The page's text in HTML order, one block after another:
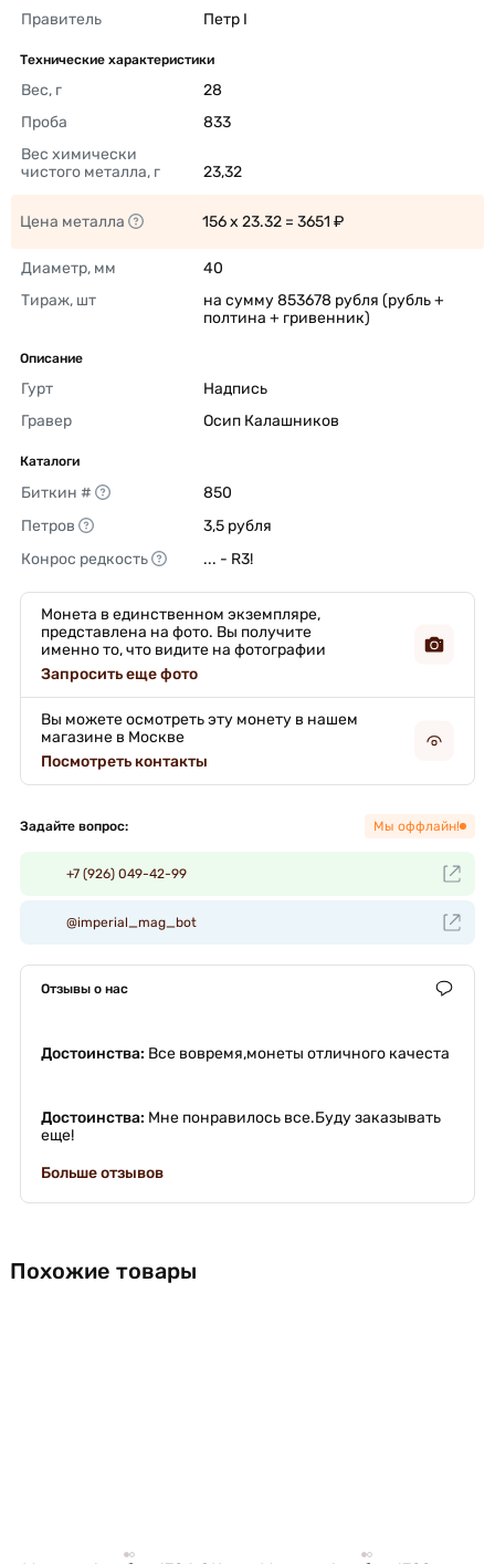
Правитель
Петр I
Технические характеристики
Вес, г
28
Проба
833
Вес химически
чистого металла, г
23,32
Цена металла 156 x 23.32 = 3651 ₽
Диаметр, мм
40
Тираж, шт
на сумму 853678 рубля (рубль +
полтина + гривенник)
Описание
Гурт
Надпись
Гравер
Осип Калашников
Каталоги
Биткин #
850
Петров
3,5 рубля
Конрос редкость
... - R3!
Монета в единственном экземпляре,
представлена на фото. Вы получите
именно то, что видите на фотографии
Запросить еще фото
Вы можете осмотреть эту монету в нашем
магазине в Москве
Посмотреть контакты
Задайте вопрос: Мы оффлайн!
+7 (926) 049-42-99
@imperial_mag_bot
Отзывы о нас
Достоинства: Все вовремя,монеты отличного качеста
Достоинства: Мне понравилось все.Буду заказывать
еще!
Больше отзывов
Похожие товары